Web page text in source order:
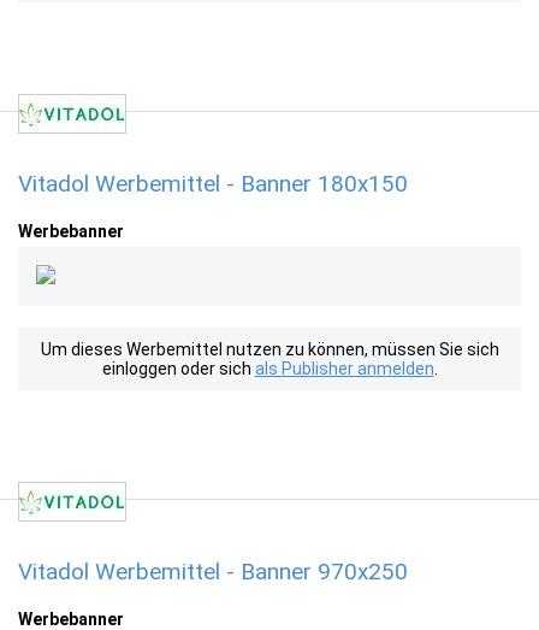
Vitadol Werbemittel - Banner 180x150
Werbebanner
Um dieses Werbemittel nutzen zu können, müssen Sie sich
einloggen oder sich als Publisher anmelden
Vitadol Werbemittel - Banner 970x250
Werbebanner